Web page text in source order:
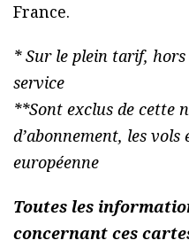
France.
* Sur le plein tarif,
service
**Sont exclus de cette
d’abonnement, les
européenne
Toutes les
concernant ces